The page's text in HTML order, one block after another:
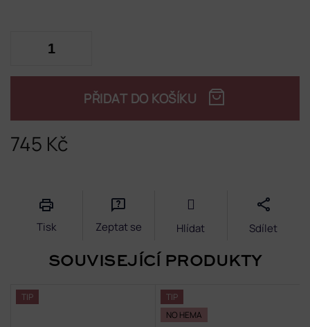
745 Kč
PŘIDAT DO KOŠÍKU
Tisk Zeptat se Hlídat Sdílet
SOUVISEJÍCÍ PRODUKTY
TIP
TIP
NO HEMA